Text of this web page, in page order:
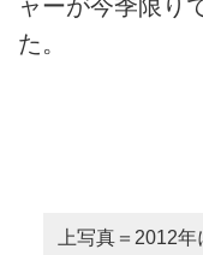
ャーが今季限り
た。
上写真＝2012